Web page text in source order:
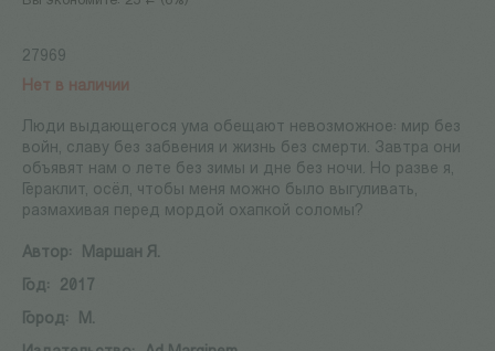
27969
Нет в наличии
Люди выдающегося ума обещают невозможное: мир без
войн, славу без забвения и жизнь без смерти. Завтра они
объявят нам о лете без зимы и дне без ночи. Но разве я,
Гераклит, осёл, чтобы меня можно было выгуливать,
размахивая перед мордой охапкой соломы?
Автор:
Маршан Я.
Год:
2017
Город:
М.